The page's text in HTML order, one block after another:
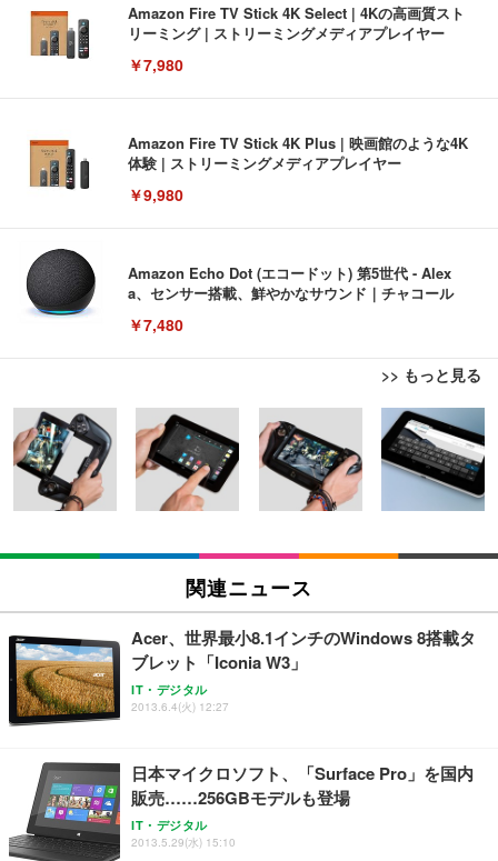
Amazon Fire TV Stick 4K Select | 4Kの高画質スト
リーミング | ストリーミングメディアプレイヤー
￥7,980
Amazon Fire TV Stick 4K Plus | 映画館のような4K
体験 | ストリーミングメディアプレイヤー
￥9,980
Amazon Echo Dot (エコードット) 第5世代 - Alex
a、センサー搭載、鮮やかなサウンド｜チャコール
￥7,480
>> もっと見る
[EdoErgo] オフィスチェア 椅子 テレワーク 疲れな
い 跳ね上げ式アームレスト コンパクト 約105度ロッ
キング pc 事務椅子 360度回転 座面昇降 強化ナイロ
ン樹脂ベース 通気性メッシュ 在宅ワーク H-WY01
(黒網+黒枠+黒足)
￥5,699
SIHOO B100 オフィスチェア／デスクチェア メッシ
ュチェア 人間工学 疲れない ブラック
￥27,999
Sezlife オフィスチェア デスクチェア 疲れない テレ
ワーク チェア 強化バックレスト 30度ロッキング機
能 人間工学 椅子 腰サポート 90度跳ね上げ式アーム
務用 おしゃれ パソコンチェア (ブラック)
Sezlife オフィスチェア デスクチェア 疲れない テレ
ワーク チェア 強化バックレスト 30度ロッキング機
能 人間工学 椅子 腰サポート 90度跳ね上げ式アーム
EIZO ビジネス向けプレミアムモニター | FlexScan
EV3240X-WT | 31.5型4K UHD・USB Type-C・ホワ
イト
￥105,595
EIZO ビジネス向けプレミアムモニター | FlexScan
￥109,572
【純正品】27"ゲーミングモニター DualSense 充電
フック付き（CFI-ZDM1J）
【整備済み品】Dell E2724HS 27インチ 液晶モニタ
ー フルHD（1920×1080）VA 非光沢 HDMI/DisplayP
ort/VGA スピーカー内蔵 高さ調整 スイベル VESA対
Amazonベーシック ペットシーツ 薄型 レギュラー 1
回使い捨て 無香料 ホワイト 300枚
￥3,373
Amazonベーシック ペットシーツ 厚型 ワイド 42枚
x2袋(84枚) ホワイト(吸収面:ライトブルー)
￥3,234
ネオ・ルーライフ ネオ・オムツ L 中型犬用 26枚入
り 単品
Smart Basic(スマートベーシック) 【Amazon.co.jp
限定】 Smart Basic アイリスオーヤマ ペットシーツ
超厚型 お徳用 ワイド 100枚入 (x 1) (ケース販売)
関連ニュース
Acer、世界最小8.1インチのWindows 8搭載タ
ブレット「Iconia W3」
IT・デジタル
2013.6.4(火) 12:27
日本マイクロソフト、「Surface Pro」を国内
販売……256GBモデルも登場
IT・デジタル
2013.5.29(水) 15:10